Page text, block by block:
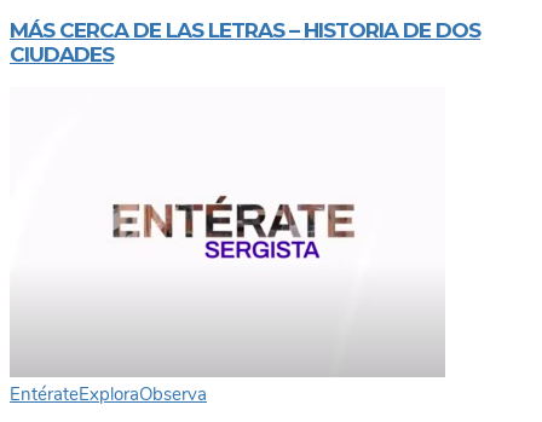
MÁS CERCA DE LAS LETRAS – HISTORIA DE DOS
CIUDADES
EntérateExploraObserva